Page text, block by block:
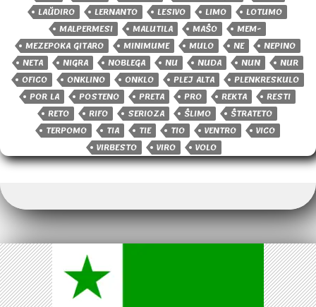
LAŬDIRO
LERNANTO LESIVO LIMO
LOTUMO
MALPERMESI
MALUTILA MAŜO
MEM-
MEZEPOKA GITARO
MINIMUME MULO NE
NEPINO
NETA
NIGRA NOBLEGA NU NUDA NUN
NUR
OFICO
ONKLINO ONKLO PLEJ ALTA
PLENKRESKULO
POR LA
POSTENO PRETA PRO REKTA
RESTI
RETO
RIFO SERIOZA ŜLIMO
ŜTRATETO
TERPOMO
TIA TIE TIO VENTRO
VICO
VIRBESTO
VIRO VOLO